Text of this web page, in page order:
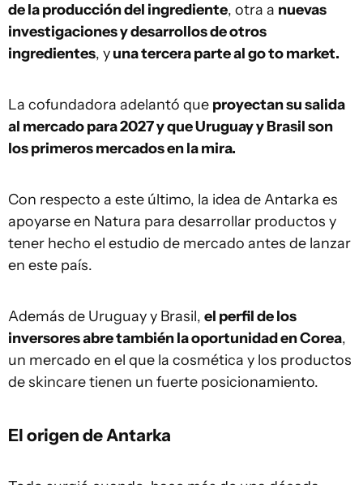
de la producción del ingrediente, otra a nuevas
investigaciones y desarrollos de otros
ingredientes, yuna tercera parte al go to market.
La cofundadora adelantó que proyectan su salida
al mercado para 2027 y que Uruguay y Brasil son
los primeros mercados en la mira.
Con respecto a este último, la idea de Antarka es
apoyarse en Natura para desarrollar productos y
tener hecho el estudio de mercado antes de lanzar
en este país.
Además de Uruguay y Brasil, el perfil de los
inversores abre también la oportunidad en Corea,
un mercado en el que la cosmética y los productos
de skincare tienen un fuerte posicionamiento.
El origen de Antarka